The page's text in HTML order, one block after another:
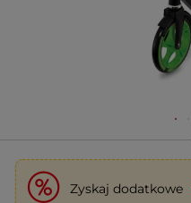
Zyskaj dodatkowe